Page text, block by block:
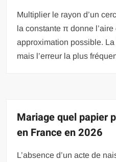
Multiplier le rayon d’un
la constante π donne
approximation possible.
mais l’erreur la plus
Mariage quel papier
en France en 2026
L’absence d’un acte de